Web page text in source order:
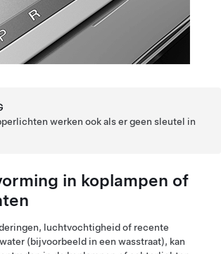
werken ook als er geen sleutel in
in koplampen of
luchtvochtigheid of recente
(bijvoorbeeld in een wasstraat), kan